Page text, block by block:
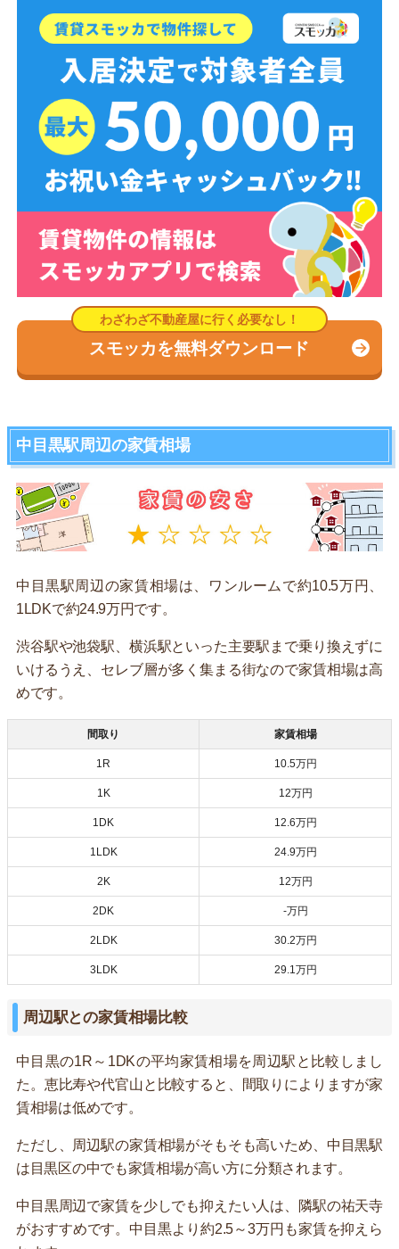
スモッカを無料ダウンロード
中目黒駅周辺の家賃相場
中目黒駅周辺の家賃相場は、ワンルームで約10.5万円、
1LDKで約24.9万円です。
渋谷駅や池袋駅、横浜駅といった主要駅まで乗り換えずに
いけるうえ、セレブ層が多く集まる街なので家賃相場は高
めです。
間取り 家賃相場
1R 10.5万円
1K 12万円
1DK 12.6万円
1LDK 24.9万円
2K 12万円
2DK -万円
2LDK 30.2万円
3LDK 29.1万円
周辺駅との家賃相場比較
中目黒の1R～1DKの平均家賃相場を周辺駅と比較しまし
た。恵比寿や代官山と比較すると、間取りによりますが家
賃相場は低めです。
ただし、周辺駅の家賃相場がそもそも高いため、中目黒駅
は目黒区の中でも家賃相場が高い方に分類されます。
中目黒周辺で家賃を少しでも抑えたい人は、隣駅の祐天寺
がおすすめです。中目黒より約2.5～3万円も家賃を抑えら